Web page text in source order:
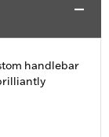
handlebar